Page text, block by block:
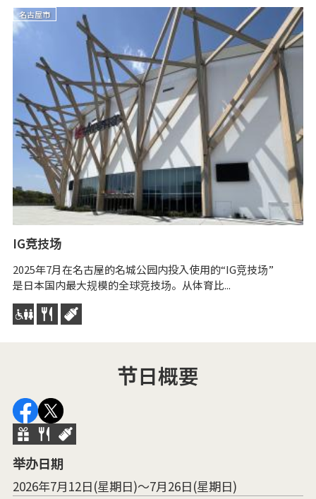
名古屋市
IG竞技场
2025年7月在名古屋的名城公园内投入使用的“IG竞技场”
是日本国内最大规模的全球竞技场。从体育比...
节日概要
举办日期
2026年7月12日(星期日)～7月26日(星期日)